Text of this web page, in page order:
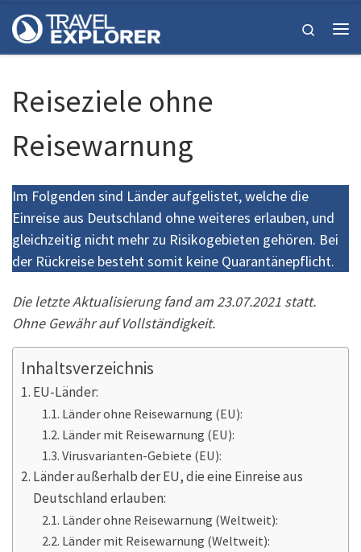
Zum Inhalt springen
Search
Reiseziele ohne
Reisewarnung
Im Folgenden sind Länder aufgelistet, welche die
Einreise aus Deutschland ohne weiteres erlauben, und
gleichzeitig nicht mehr zu Risikogebieten gehören. Bei
der Rückreise besteht somit keine Quarantänepflicht.
Die letzte Aktualisierung fand am 23.07.2021 statt.
Ohne Gewähr auf Vollständigkeit.
Inhaltsverzeichnis
EU-Länder:
Länder ohne Reisewarnung (EU):
Länder mit Reisewarnung (EU):
Virusvarianten-Gebiete (EU):
Länder außerhalb der EU, die eine Einreise aus
Deutschland erlauben:
Länder ohne Reisewarnung (Weltweit):
Länder mit Reisewarnung (Weltweit):